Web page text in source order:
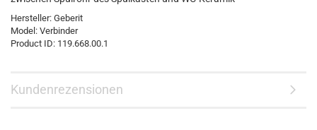
Hersteller: Geberit
Model: Verbinder
Product ID: 119.668.00.1
Kundenrezensionen